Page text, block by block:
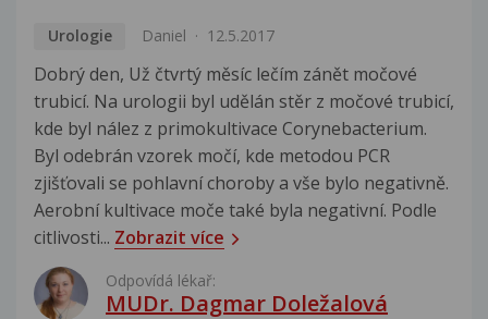
Urologie Daniel 12.5.2017
Dobrý den, Už čtvrtý měsíc lečím zánět močové
trubicí. Na urologii byl udělán stěr z močové trubicí,
kde byl nález z primokultivace Corynebacterium.
Byl odebrán vzorek močí, kde metodou PCR
zjišťovali se pohlavní choroby a vše bylo negativně.
Aerobní kultivace moče také byla negativní. Podle
citlivosti... Zobrazit více
Odpovídá lékař:
MUDr. Dagmar Doležalová